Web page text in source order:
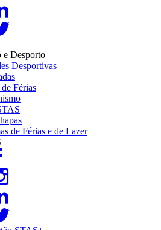
e Desporto
Desportivas
Férias
de Férias e de Lazer